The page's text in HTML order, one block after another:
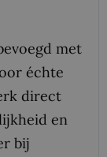
met
échte
direct
en
bij